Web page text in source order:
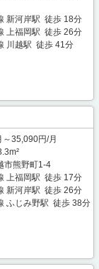
新河岸駅 徒歩 18分
上福岡駅 徒歩 26分
川越駅 徒歩 41分
35,090円/月
市熊野町1-4
上福岡駅 徒歩 17分
新河岸駅 徒歩 26分
ふじみ野駅 徒歩 38分